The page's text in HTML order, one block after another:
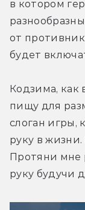
в котором
от
будет
Кодзима, как
пищу для
слоган игры,
руку в
Протяни мне
руку будучи